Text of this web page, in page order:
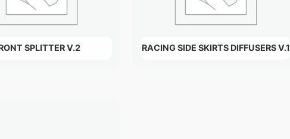
SPLITTER V.2 RACING SIDE SKIRTS DIFFUSERS V.1